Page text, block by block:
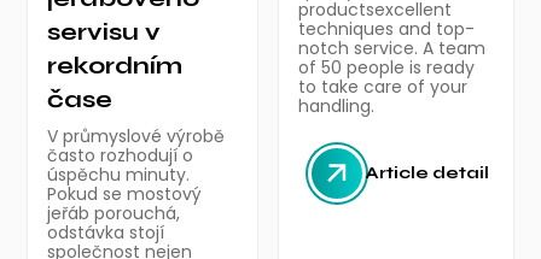
servisu v
rekordním
čase
V průmyslové výrobě
často rozhodují o
úspěchu minuty.
Pokud se mostový
jeřáb porouchá,
odstávka stojí
společnost nejen
productsexcellent
techniques and top-
notch service. A team
of 50 people is ready
to take care of your
handling.
Article detail